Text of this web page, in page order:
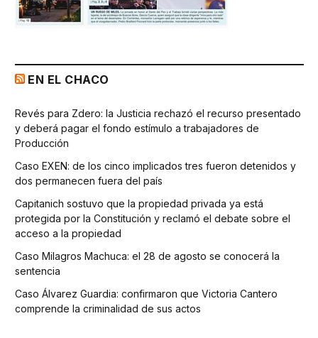
EN EL CHACO
Revés para Zdero: la Justicia rechazó el recurso presentado
y deberá pagar el fondo estímulo a trabajadores de
Producción
Caso EXEN: de los cinco implicados tres fueron detenidos y
dos permanecen fuera del país
Capitanich sostuvo que la propiedad privada ya está
protegida por la Constitución y reclamó el debate sobre el
acceso a la propiedad
Caso Milagros Machuca: el 28 de agosto se conocerá la
sentencia
Caso Álvarez Guardia: confirmaron que Victoria Cantero
comprende la criminalidad de sus actos